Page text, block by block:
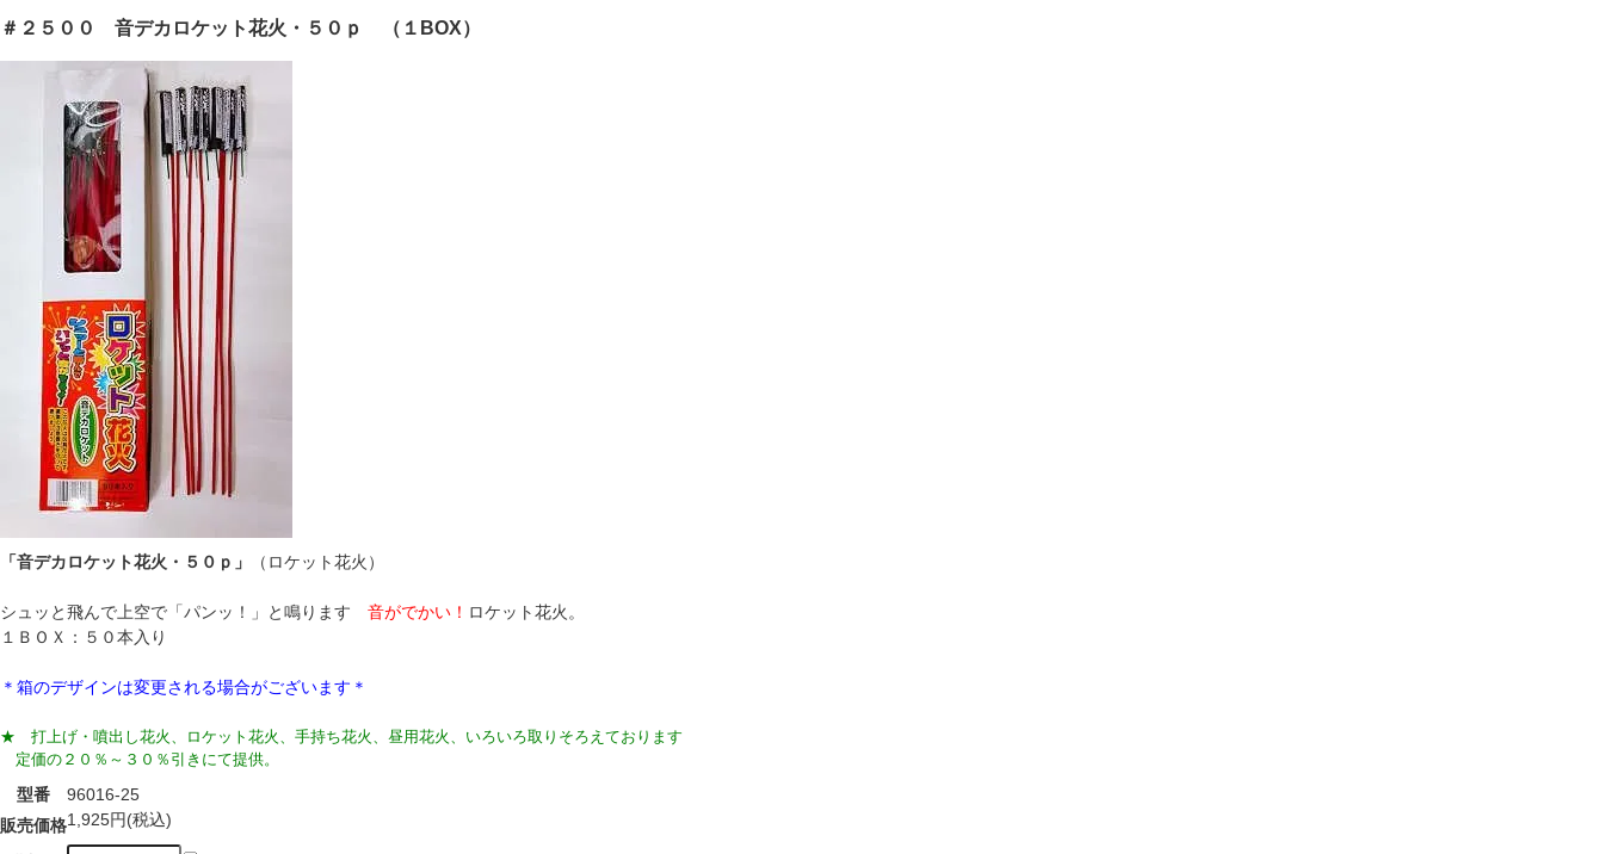
＃２５００ 音デカロケット花火・５０ｐ （１BOX）
「音デカロケット花火・５０ｐ」 （ロケット花火）
シュッと飛んで上空で「パンッ！」と鳴ります 音がでかい！ ロケット花火。
１ＢＯＸ：５０本入り
＊箱のデザインは変更される場合がございます＊
★ 打上げ・噴出し花火、ロケット花火、手持ち花火、昼用花火、いろいろ取りそろえております
定価の２０％～３０％引きにて提供。
型番
96016-25
販売価格1,925円(税込)